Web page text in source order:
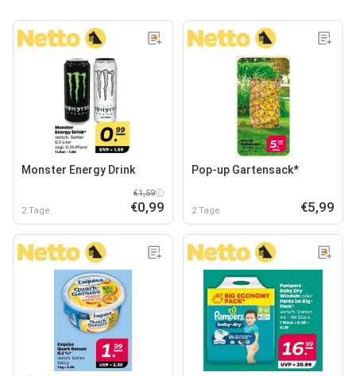
Monster Energy Drink
2 Tage
€1,59
€0,99
Pop-up Gartensack*
2 Tage €5,99